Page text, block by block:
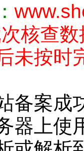
核查
未按时
备案成
器上使